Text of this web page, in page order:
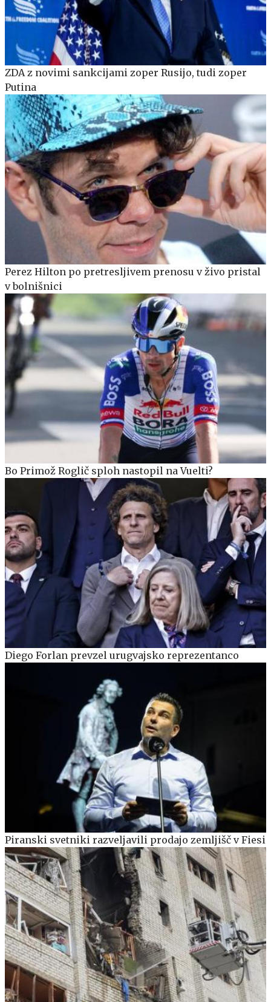
ZDA z novimi sankcijami zoper Rusijo, tudi zoper
Putina
Perez Hilton po pretresljivem prenosu v živo pristal
v bolnišnici
Bo Primož Roglič sploh nastopil na Vuelti?
Diego Forlan prevzel urugvajsko reprezentanco
Piranski svetniki razveljavili prodajo zemljišč v Fiesi